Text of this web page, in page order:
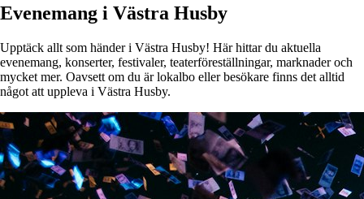
Evenemang i Västra Husby
Upptäck allt som händer i Västra Husby! Här hittar du aktuella
evenemang, konserter, festivaler, teaterföreställningar, marknader och
mycket mer. Oavsett om du är lokalbo eller besökare finns det alltid
något att uppleva i Västra Husby.